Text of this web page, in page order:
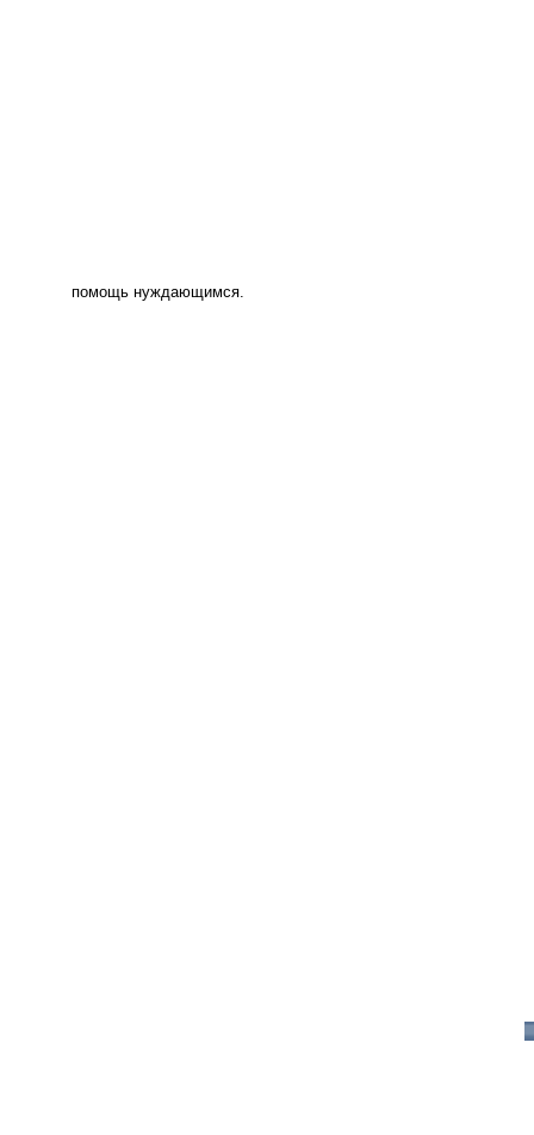
помощь нуждающимся.